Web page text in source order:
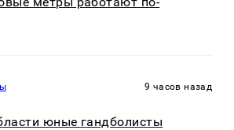
9 часов назад
юные гандболисты